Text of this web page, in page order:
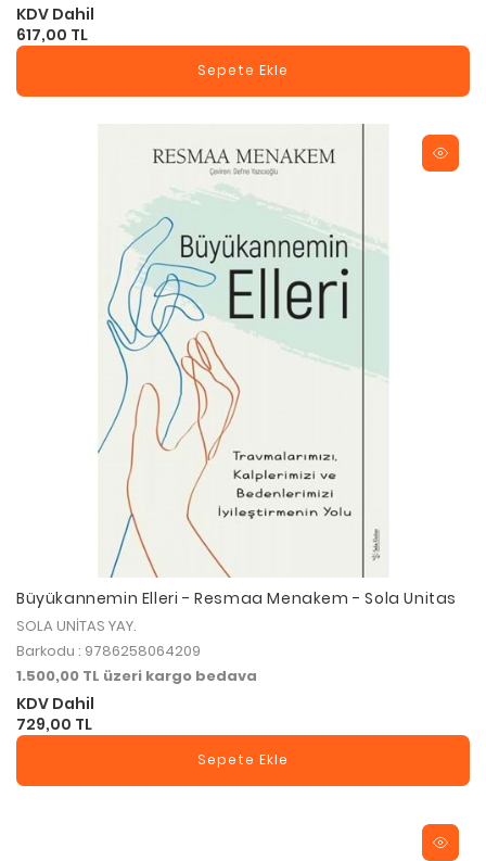
KDV Dahil
617,00 TL
Sepete Ekle
Büyükannemin Elleri - Resmaa Menakem - Sola Unitas
SOLA UNİTAS YAY.
Barkodu : 9786258064209
1.500,00 TL üzeri kargo bedava
KDV Dahil
729,00 TL
Sepete Ekle